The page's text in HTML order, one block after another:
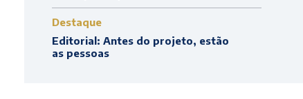
Destaque
Editorial: Antes do projeto, estão
as pessoas